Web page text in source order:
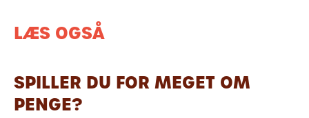
LÆS OGSÅ
SPILLER DU FOR MEGET OM
PENGE?